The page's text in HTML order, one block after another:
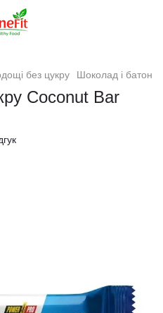
без цукру Шоколад і
Coconut Bar